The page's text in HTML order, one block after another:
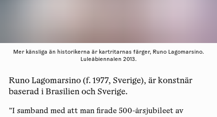
Mer känsliga än historikerna är kartritarnas färger, Runo Lagomarsino.
Luleåbiennalen 2013.
Runo Lagomarsino (f. 1977, Sverige), är konstnär
baserad i Brasilien och Sverige.
”I samband med att man firade 500-årsjubileet av